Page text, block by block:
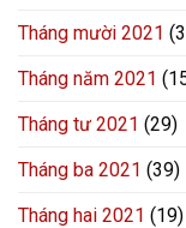
Tháng mười 2021
Tháng năm 2021
Tháng tư 2021 (29)
Tháng ba 2021 (39)
Tháng hai 2021 (19)